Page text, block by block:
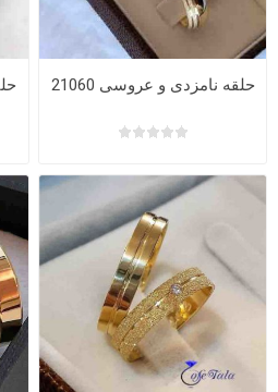
حلقه نامزدی و عروسی 21060